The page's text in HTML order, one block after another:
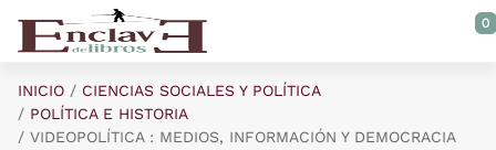
Saltar al contenido principal
0
INICIO
CIENCIAS SOCIALES Y POLÍTICA
POLÍTICA E HISTORIA
VIDEOPOLÍTICA : MEDIOS, INFORMACIÓN Y DEMOCRACIA